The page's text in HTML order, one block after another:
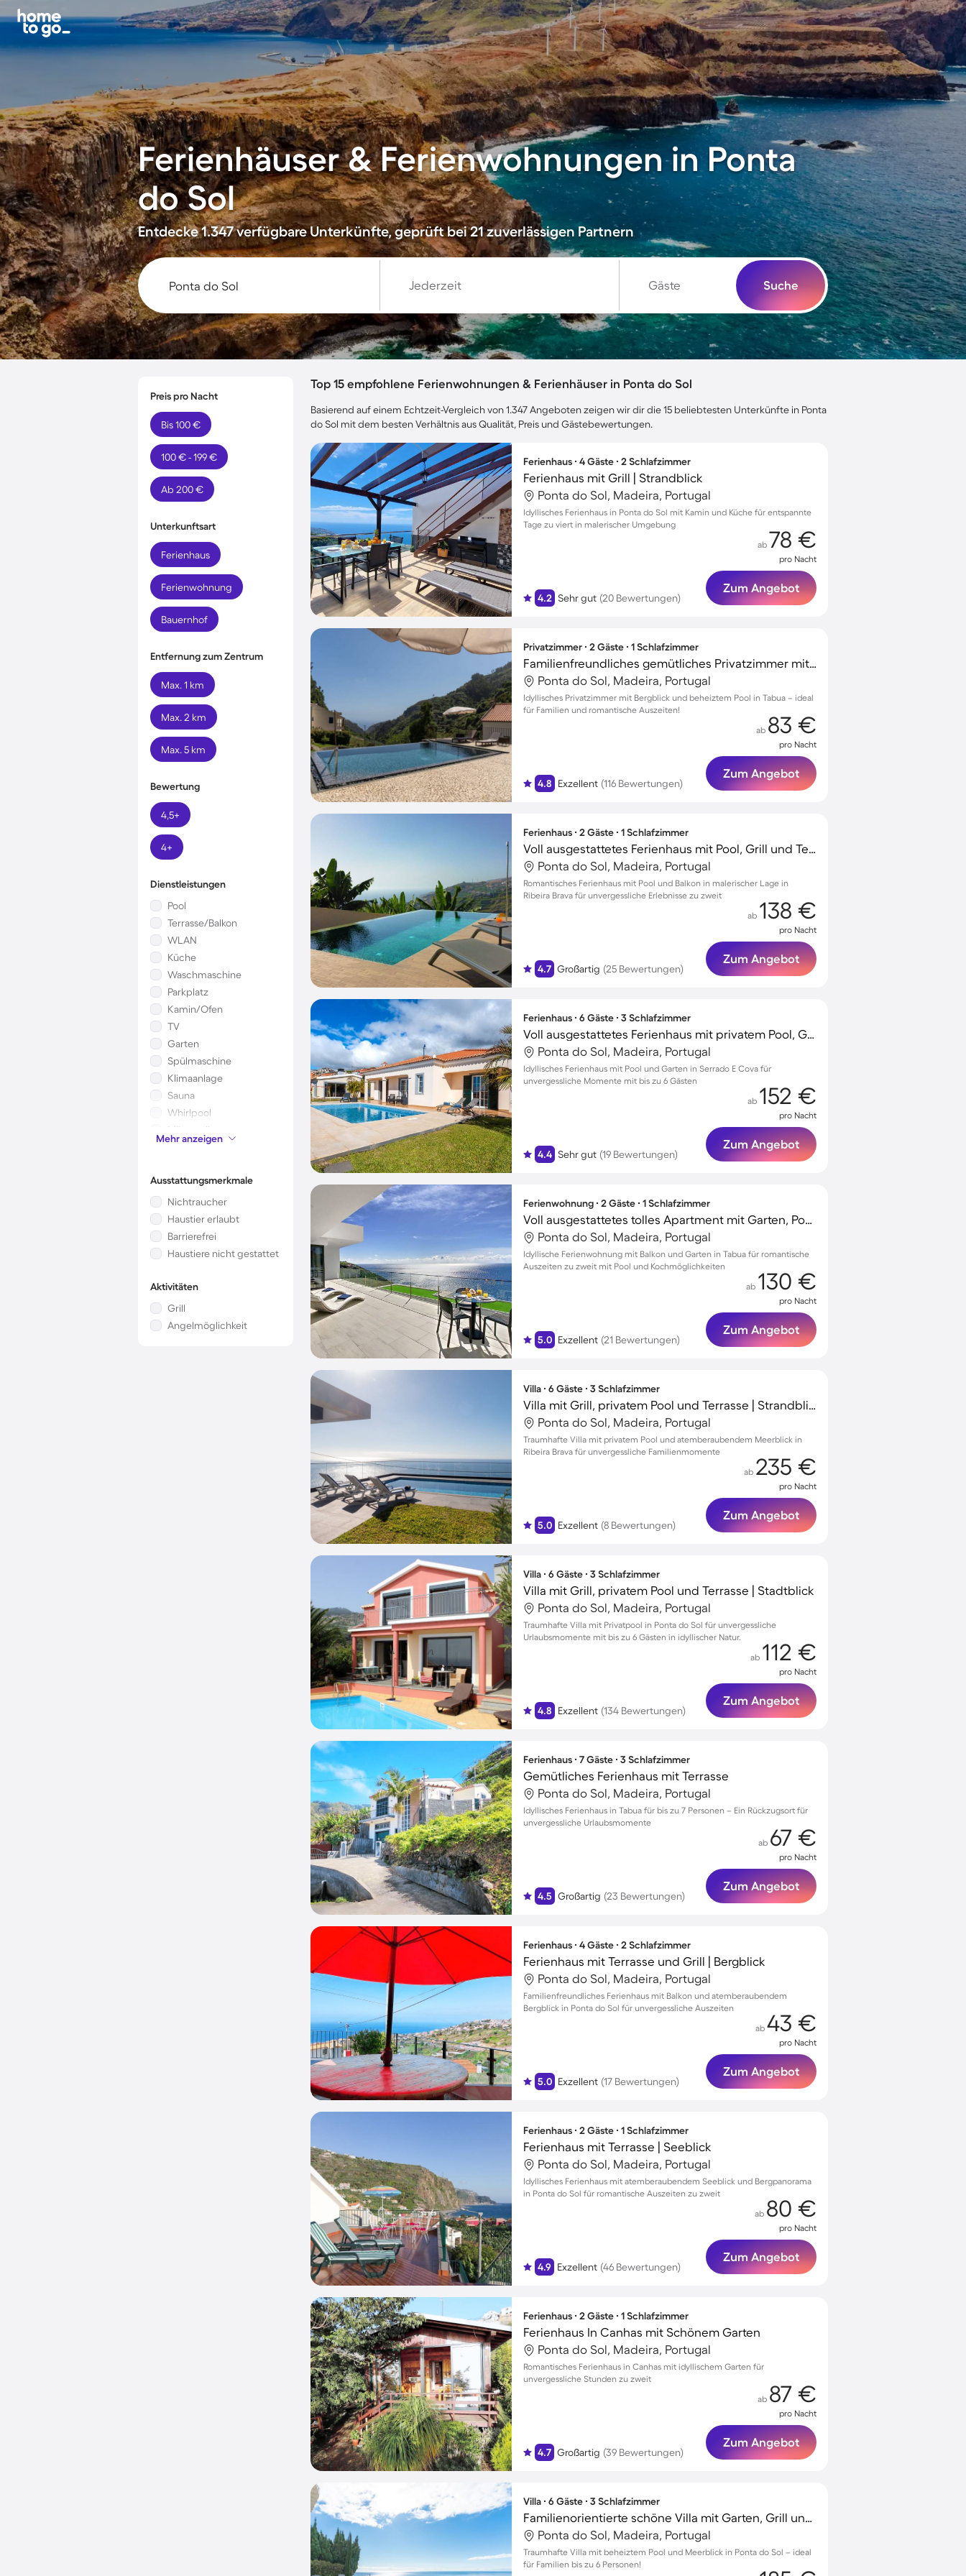
Ferienhäuser & Ferienwohnungen in Ponta
do Sol
Entdecke 1.347 verfügbare Unterkünfte, geprüft bei 21 zuverlässigen Partnern
Jederzeit Gäste Suche
Preis pro Nacht
Bis 100 €
100 € - 199 €
Ab 200 €
Unterkunftsart
Ferienhaus
Ferienwohnung
Bauernhof
Entfernung zum Zentrum
Max. 1 km
Max. 2 km
Max. 5 km
Bewertung
4,5+
4+
Dienstleistungen
Pool
Terrasse/Balkon
WLAN
Küche
Waschmaschine
Parkplatz
Kamin/Ofen
TV
Garten
Spülmaschine
Klimaanlage
Sauna
Whirlpool
Mikrowelle
Kinderbett
Mehr anzeigen
Ausstattungsmerkmale
Nichtraucher
Haustier erlaubt
Barrierefrei
Haustiere nicht gestattet
Aktivitäten
Grill
Angelmöglichkeit
Top 15 empfohlene Ferienwohnungen & Ferienhäuser in Ponta do Sol
Basierend auf einem Echtzeit-Vergleich von 1.347 Angeboten zeigen wir dir die 15 beliebtesten Unterkünfte in Ponta
do Sol mit dem besten Verhältnis aus Qualität, Preis und Gästebewertungen.
Ferienhaus ∙ 4 Gäste ∙ 2 Schlafzimmer
Ferienhaus mit Grill | Strandblick
Ponta do Sol, Madeira, Portugal
Idyllisches Ferienhaus in Ponta do Sol mit Kamin und Küche für entspannte
Tage zu viert in malerischer Umgebung
4.2 Sehr gut (20 Bewertungen)
ab 78 €
pro Nacht
Zum Angebot
Privatzimmer ∙ 2 Gäste ∙ 1 Schlafzimmer
Familienfreundliches gemütliches Privatzimmer mit Grill, beheiztem Pool und Terrasse | Bergblick | Perfekt für die Arbeit von Zuhause
Ponta do Sol, Madeira, Portugal
Idyllisches Privatzimmer mit Bergblick und beheiztem Pool in Tabua – ideal
für Familien und romantische Auszeiten!
4.8 Exzellent (116 Bewertungen)
ab 83 €
pro Nacht
Zum Angebot
Ferienhaus ∙ 2 Gäste ∙ 1 Schlafzimmer
Voll ausgestattetes Ferienhaus mit Pool, Grill und Terrasse | Strandblick
Ponta do Sol, Madeira, Portugal
Romantisches Ferienhaus mit Pool und Balkon in malerischer Lage in
Ribeira Brava für unvergessliche Erlebnisse zu zweit
4.7 Großartig (25 Bewertungen)
ab 138 €
pro Nacht
Zum Angebot
Ferienhaus ∙ 6 Gäste ∙ 3 Schlafzimmer
Voll ausgestattetes Ferienhaus mit privatem Pool, Garten und Terrasse | Strandblick
Ponta do Sol, Madeira, Portugal
Idyllisches Ferienhaus mit Pool und Garten in Serrado E Cova für
unvergessliche Momente mit bis zu 6 Gästen
4.4 Sehr gut (19 Bewertungen)
ab 152 €
pro Nacht
Zum Angebot
Ferienwohnung ∙ 2 Gäste ∙ 1 Schlafzimmer
Voll ausgestattetes tolles Apartment mit Garten, Pool und Terrasse | Strandblick
Ponta do Sol, Madeira, Portugal
Idyllische Ferienwohnung mit Balkon und Garten in Tabua für romantische
Auszeiten zu zweit mit Pool und Kochmöglichkeiten
5.0 Exzellent (21 Bewertungen)
ab 130 €
pro Nacht
Zum Angebot
Villa ∙ 6 Gäste ∙ 3 Schlafzimmer
Villa mit Grill, privatem Pool und Terrasse | Strandblick | Perfekt für die Arbeit von Zuhause
Ponta do Sol, Madeira, Portugal
Traumhafte Villa mit privatem Pool und atemberaubendem Meerblick in
Ribeira Brava für unvergessliche Familienmomente
5.0 Exzellent (8 Bewertungen)
ab 235 €
pro Nacht
Zum Angebot
Villa ∙ 6 Gäste ∙ 3 Schlafzimmer
Villa mit Grill, privatem Pool und Terrasse | Stadtblick
Ponta do Sol, Madeira, Portugal
Traumhafte Villa mit Privatpool in Ponta do Sol für unvergessliche
Urlaubsmomente mit bis zu 6 Gästen in idyllischer Natur.
4.8 Exzellent (134 Bewertungen)
ab 112 €
pro Nacht
Zum Angebot
Ferienhaus ∙ 7 Gäste ∙ 3 Schlafzimmer
Gemütliches Ferienhaus mit Terrasse
Ponta do Sol, Madeira, Portugal
Idyllisches Ferienhaus in Tabua für bis zu 7 Personen – Ein Rückzugsort für
unvergessliche Urlaubsmomente
4.5 Großartig (23 Bewertungen)
ab 67 €
pro Nacht
Zum Angebot
Ferienhaus ∙ 4 Gäste ∙ 2 Schlafzimmer
Ferienhaus mit Terrasse und Grill | Bergblick
Ponta do Sol, Madeira, Portugal
Familienfreundliches Ferienhaus mit Balkon und atemberaubendem
Bergblick in Ponta do Sol für unvergessliche Auszeiten
5.0 Exzellent (17 Bewertungen)
ab 43 €
pro Nacht
Zum Angebot
Ferienhaus ∙ 2 Gäste ∙ 1 Schlafzimmer
Ferienhaus mit Terrasse | Seeblick
Ponta do Sol, Madeira, Portugal
Idyllisches Ferienhaus mit atemberaubendem Seeblick und Bergpanorama
in Ponta do Sol für romantische Auszeiten zu zweit
4.9 Exzellent (46 Bewertungen)
ab 80 €
pro Nacht
Zum Angebot
Ferienhaus ∙ 2 Gäste ∙ 1 Schlafzimmer
Ferienhaus In Canhas mit Schönem Garten
Ponta do Sol, Madeira, Portugal
Romantisches Ferienhaus in Canhas mit idyllischem Garten für
unvergessliche Stunden zu zweit
4.7 Großartig (39 Bewertungen)
ab 87 €
pro Nacht
Zum Angebot
Villa ∙ 6 Gäste ∙ 3 Schlafzimmer
Familienorientierte schöne Villa mit Garten, Grill und privatem Pool | Strandblick
Ponta do Sol, Madeira, Portugal
Traumhafte Villa mit beheiztem Pool und Meerblick in Ponta do Sol – ideal
für Familien bis zu 6 Personen!